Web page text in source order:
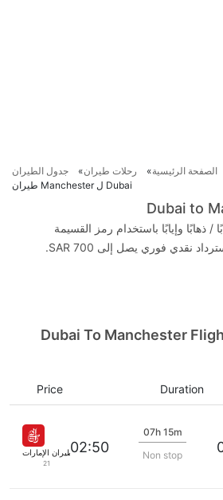
الصفحة الرئيسية رحلات طيران
جدول الطيران
Dubai ل Manchester طيران
Dubai to
/ ذهابًا وإيابًا باستخدام رمز القسيمة
Dubai To Manchester
Duration
Price
طيران الإمارات
21
02:50
07h 15m
Non stop